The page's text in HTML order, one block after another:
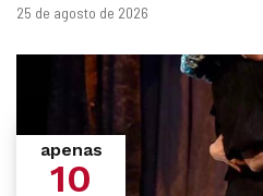
datas
25 de agosto de 2026
apenas
10